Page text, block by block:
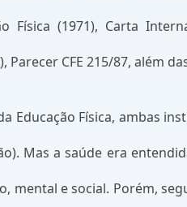
Física (1971), Carta
CFE 215/87, além
Física, ambas
Mas a saúde era
e social. Porém,